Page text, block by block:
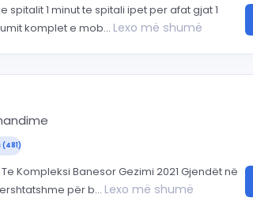
1 minut te spitali ipet per afat gjat 1
komplet e mob... Lexo më shumë
(481)
Kompleksi Banesor Gezimi 2021 Gjendët në
për b... Lexo më shumë